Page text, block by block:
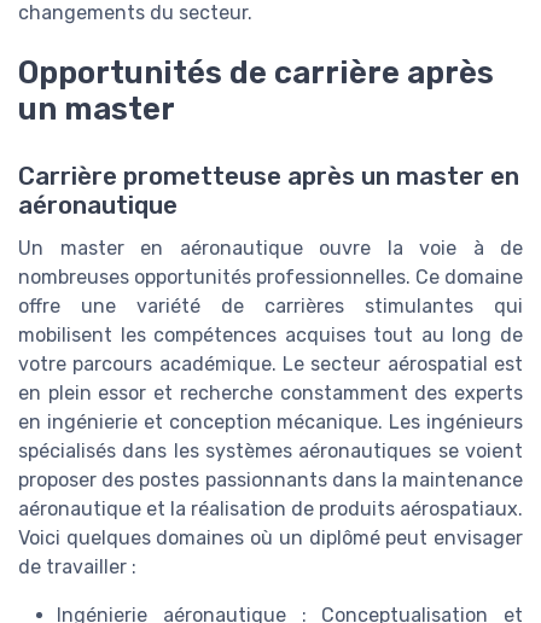
changements du secteur.
Opportunités de carrière après
un master
Carrière prometteuse après un master en
aéronautique
Un master en aéronautique ouvre la voie à de
nombreuses opportunités professionnelles. Ce domaine
offre une variété de carrières stimulantes qui
mobilisent les compétences acquises tout au long de
votre parcours académique. Le secteur aérospatial est
en plein essor et recherche constamment des experts
en ingénierie et conception mécanique. Les ingénieurs
spécialisés dans les systèmes aéronautiques se voient
proposer des postes passionnants dans la maintenance
aéronautique et la réalisation de produits aérospatiaux.
Voici quelques domaines où un diplômé peut envisager
de travailler :
Ingénierie aéronautique : Conceptualisation et